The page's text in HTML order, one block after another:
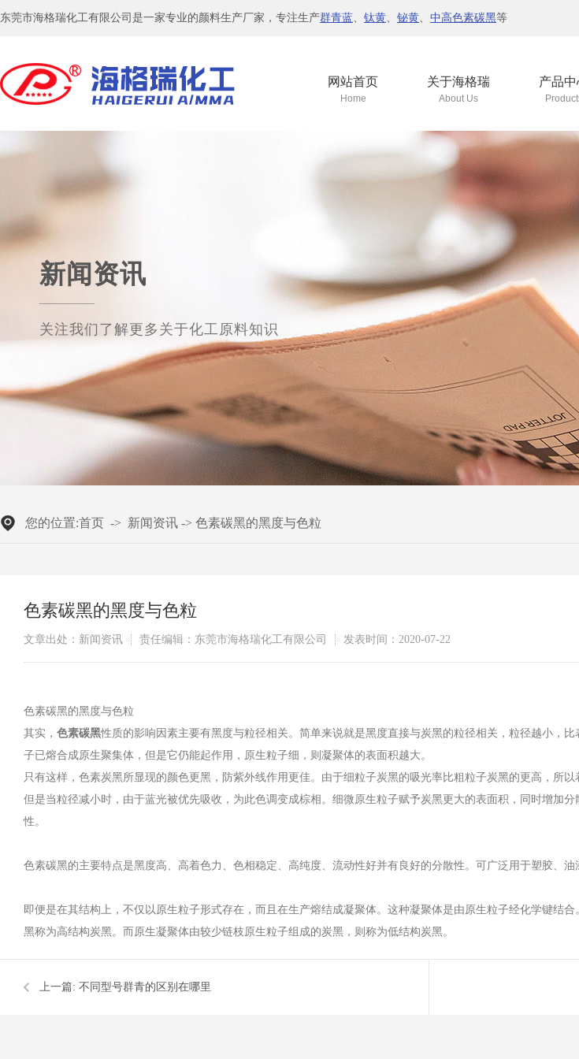
东莞市海格瑞化工有限公司是一家专业的颜料生产厂家，专注生产群青蓝、 钛黄、 铋黄、 中高色素碳黑等
网站首页
Home
关于海格瑞
About Us
产品
新闻资讯
关注我们了解更多关于化工原料知识
您的位置:首页 -> 新闻资讯 -> 色素碳黑的黑度与色粒
色素碳黑的黑度与色粒
文章出处：新闻资讯 责任编辑：东莞市海格瑞化工有限公司 发表时间：2020-07-22
色素碳黑的黑度与色粒
其实， 色素碳黑性质的影响因素主要有黑度与粒径相关。简单来说就是黑度直接与炭黑的粒径相关，粒径越小，
子已熔合成原生聚集体，但是它仍能起作用，原生粒子细，则凝聚体的表面积越大。
只有这样，色素炭黑所显现的颜色更黑，防紫外线作用更佳。由于细粒子炭黑的吸光率比粗粒子炭黑的更高，所以
但是当粒径减小时，由于蓝光被优先吸收，为此色调变成棕相。细微原生粒子赋予炭黑更大的表面积，同时增加
性。
色素碳黑的主要特点是黑度高、高着色力、色相稳定、高纯度、流动性好并有良好的分散性。可广泛用于塑胶、油
即便是在其结构上，不仅以原生粒子形式存在，而且在生产熔结成凝聚体。这种凝聚体是由原生粒子经化学键结
黑称为高结构炭黑。而原生凝聚体由较少链枝原生粒子组成的炭黑，则称为低结构炭黑。
上一篇: 不同型号群青的区别在哪里